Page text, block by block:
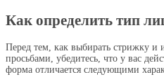
Как определить тип
Перед тем, как выбирать стрижку и
просьбами, убедитесь, что у вас
форма отличается следующими